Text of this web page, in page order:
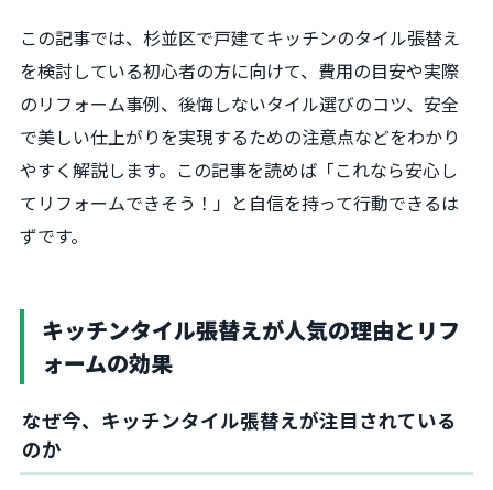
この記事では、杉並区で戸建てキッチンのタイル張替え
を検討している初心者の方に向けて、費用の目安や実際
のリフォーム事例、後悔しないタイル選びのコツ、安全
で美しい仕上がりを実現するための注意点などをわかり
やすく解説します。この記事を読めば「これなら安心し
てリフォームできそう！」と自信を持って行動できるは
ずです。
キッチンタイル張替えが人気の理由とリフ
ォームの効果
なぜ今、キッチンタイル張替えが注目されている
のか